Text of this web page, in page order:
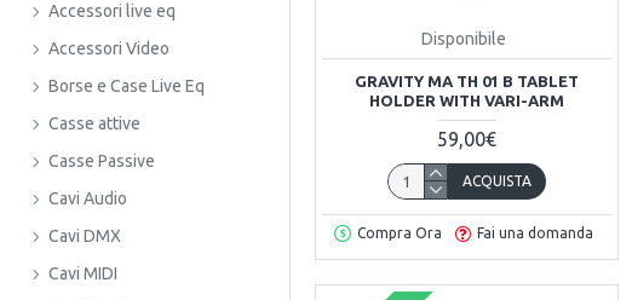
Accessori live eq
Accessori Video
Borse e Case Live Eq
Casse attive
Casse Passive
Cavi Audio
Cavi DMX
Cavi MIDI
Disponibile
GRAVITY MA TH 01 B TABLET
HOLDER WITH VARI-ARM
59,00€
ACQUISTA
Compra Ora Fai una domanda